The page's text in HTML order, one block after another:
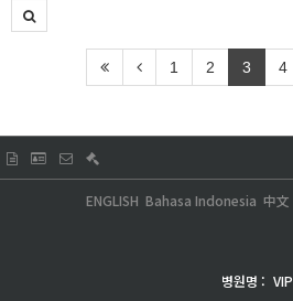
1 2 3 4
中文
Bahasa Indonesia
ENGLISH
병원명 : VIP